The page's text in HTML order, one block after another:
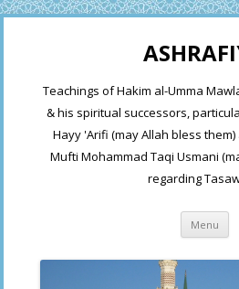
Teachings of Hakim al-Umma
& his spiritual successors,
Hayy 'Arifi (may Allah bless
Mufti Mohammad Taqi Usmani
regarding
Menu